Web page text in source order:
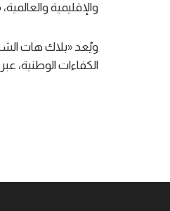
والإقليمية
ويُعد «بلاك هات
الكفاءات الوطنية،